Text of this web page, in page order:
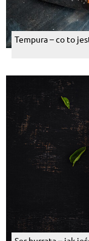
Tempura – co to